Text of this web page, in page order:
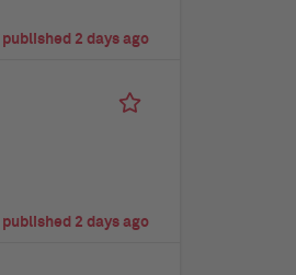
published 2 days ago
published 2 days ago